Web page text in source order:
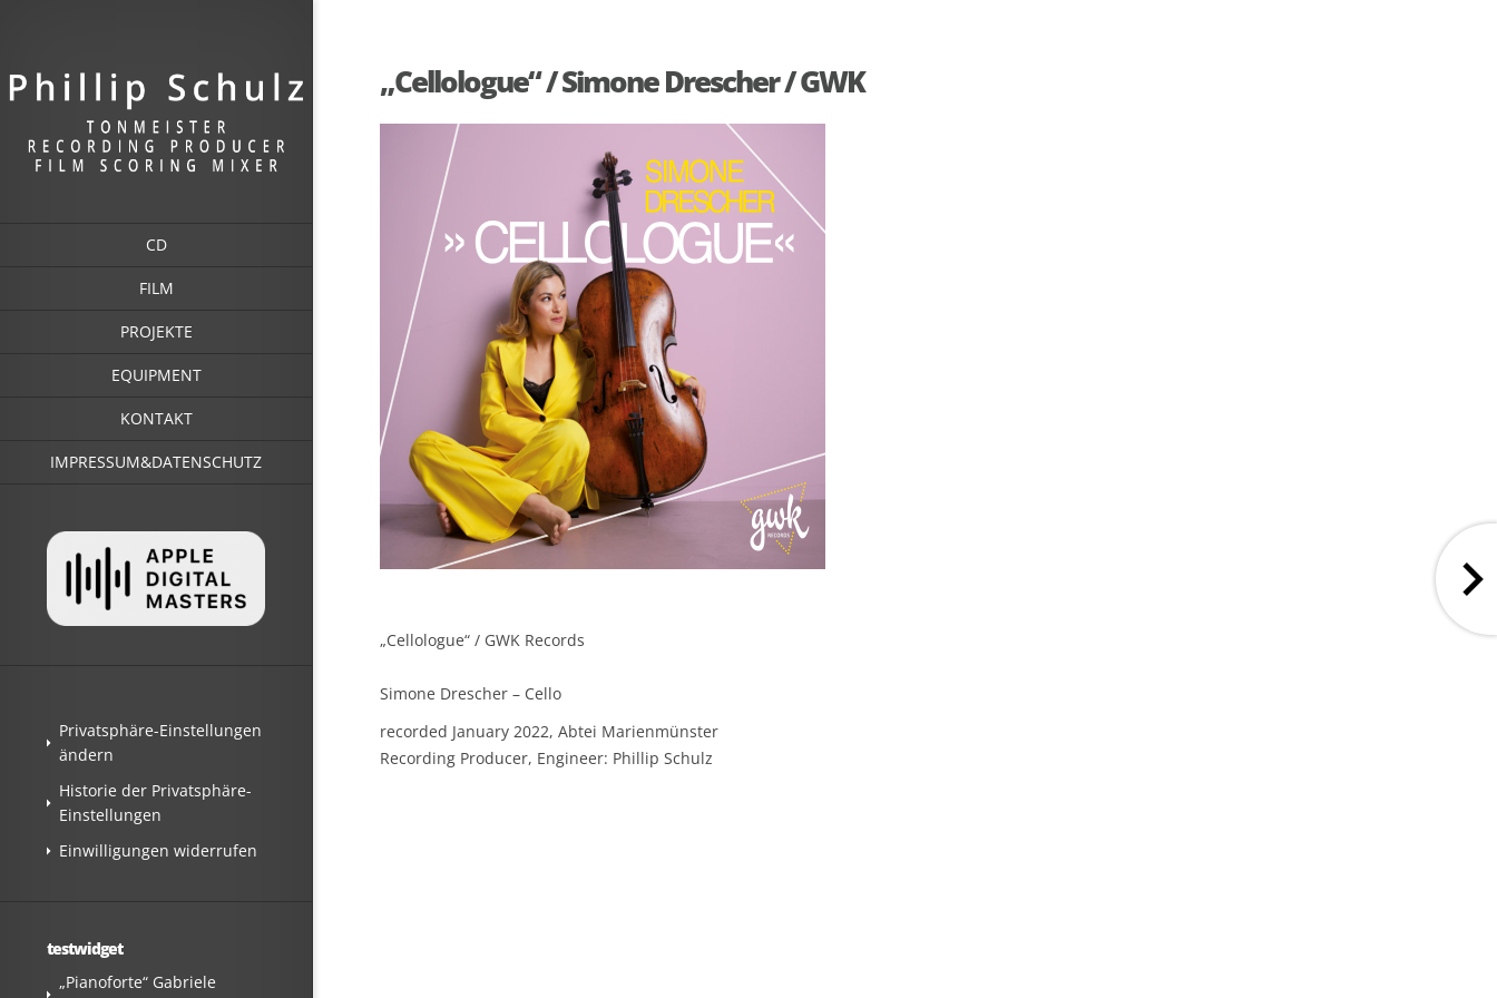
CD
FILM
PROJEKTE
EQUIPMENT
KONTAKT
IMPRESSUM&DATENSCHUTZ
Privatsphäre-Einstellungen
ändern
Historie der Privatsphäre-
Einstellungen
Einwilligungen widerrufen
testwidget
„Pianoforte“ Gabriele
„Cellologue“ / Simone Drescher / GWK
„Cellologue“ / GWK Records
Simone Drescher – Cello
recorded January 2022, Abtei Marienmünster
Recording Producer, Engineer: Phillip Schulz